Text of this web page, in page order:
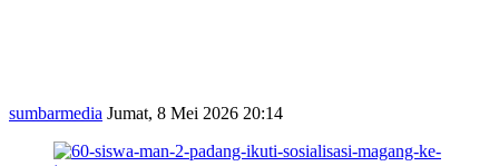
sumbarmedia Jumat, 8 Mei 2026 20:14